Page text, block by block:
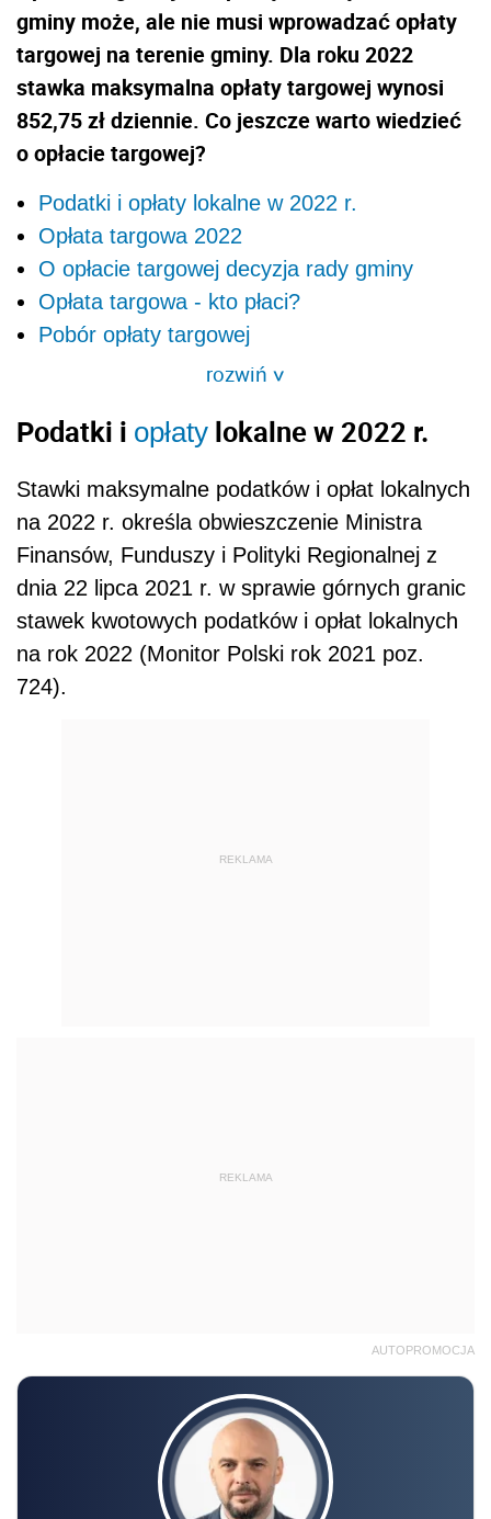
gminy może, ale nie musi wprowadzać opłaty
targowej na terenie gminy. Dla roku 2022
stawka maksymalna opłaty targowej wynosi
852,75 zł dziennie. Co jeszcze warto wiedzieć
o opłacie targowej?
Podatki i opłaty lokalne w 2022 r.
Opłata targowa 2022
O opłacie targowej decyzja rady gminy
Opłata targowa - kto płaci?
Pobór opłaty targowej
rozwiń>
Podatki i opłaty lokalne w 2022 r.
Stawki maksymalne podatków i opłat lokalnych
na 2022 r. określa obwieszczenie Ministra
Finansów, Funduszy i Polityki Regionalnej z
dnia 22 lipca 2021 r. w sprawie górnych granic
stawek kwotowych podatków i opłat lokalnych
na rok 2022 (Monitor Polski rok 2021 poz.
724).
REKLAMA
REKLAMA
AUTOPROMOCJA